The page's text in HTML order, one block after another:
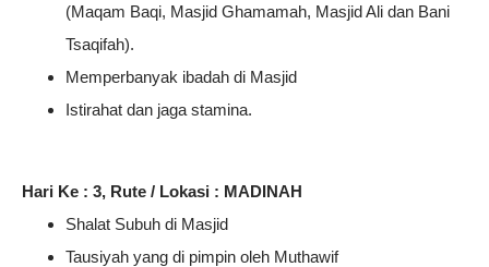
(Maqam Baqi, Masjid Ghamamah, Masjid Ali dan Bani
Tsaqifah).
Memperbanyak ibadah di Masjid
Istirahat dan jaga stamina.
Hari Ke : 3, Rute / Lokasi : MADINAH
Shalat Subuh di Masjid
Tausiyah yang di pimpin oleh Muthawif